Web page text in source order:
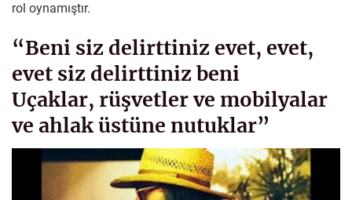
rol oynamıştır.
“Beni siz delirttiniz evet, evet,
evet siz delirttiniz beni
Uçaklar, rüşvetler ve mobilyalar
ve ahlak üstüne nutuklar”